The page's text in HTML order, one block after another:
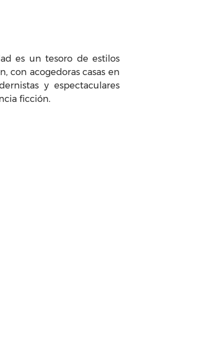
es un tesoro de estilos
con acogedoras casas en
y espectaculares
ficción.